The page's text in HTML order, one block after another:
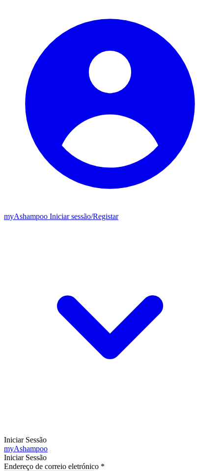
myAshampoo Iniciar sessão/Registar
Iniciar Sessão
myAshampoo
Iniciar Sessão
Endereço de correio eletrónico *